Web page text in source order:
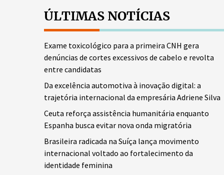
ÚLTIMAS NOTÍCIAS
Exame toxicológico para a primeira CNH gera
denúncias de cortes excessivos de cabelo e revolta
entre candidatas
Da excelência automotiva à inovação digital: a
trajetória internacional da empresária Adriene Silva
Ceuta reforça assistência humanitária enquanto
Espanha busca evitar nova onda migratória
Brasileira radicada na Suíça lança movimento
internacional voltado ao fortalecimento da
identidade feminina